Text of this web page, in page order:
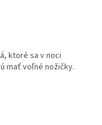
ktoré sa v noci
mať voľné nožičky.